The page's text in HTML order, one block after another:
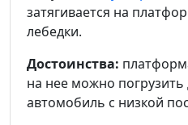
затягивается на
лебедки.
Достоинства:
на нее можно
автомобиль с низкой